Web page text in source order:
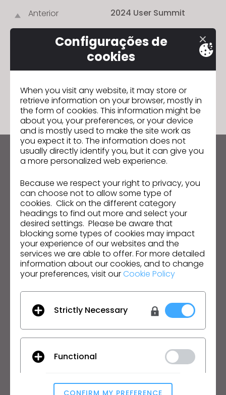
Anterior 2024 User Summit
Seguinte 2025 User Summit
IR PARA A LISTA
Mantenha-se atualizado com o CLO
mais.
Endereço de e-mail
Aceito as Condições Gerais de Utilização, as Condições
Adicionais do CLOe aPolítica de Privacidade.
Português
Produto
Produto
Teste Grátis
Download
Funcionalidades
Solução
Empresarial
Acadêmico
Oportunidades de Empregos
CLO-Vise
Configurações de
cookies
When you visit any website, it may store or
retrieve information on your browser, mostly in
the form of cookies. This information might be
about you, your preferences, or your device
and is mostly used to make the site work as
you expect it to. The information does not
usually directly identify you, but it can give you
a more personalized web experience.
Because we respect your right to privacy, you
can choose not to allow some type of
cookies. Click on the different category
headings to find out more and select your
desired settings. Please be aware that
blocking some types of cookies may impact
your experience of our websites and the
services we are able to offer. For more detailed
information about our cookies, and to change
your preferences, visit ourCookie Policy
Strictly Necessary
Functional
CONFIRM MY PREFERENCE